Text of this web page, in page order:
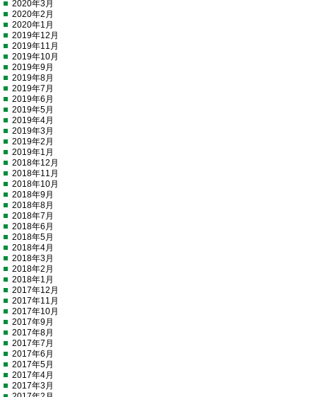
2020年3月
2020年2月
2020年1月
2019年12月
2019年11月
2019年10月
2019年9月
2019年8月
2019年7月
2019年6月
2019年5月
2019年4月
2019年3月
2019年2月
2019年1月
2018年12月
2018年11月
2018年10月
2018年9月
2018年8月
2018年7月
2018年6月
2018年5月
2018年4月
2018年3月
2018年2月
2018年1月
2017年12月
2017年11月
2017年10月
2017年9月
2017年8月
2017年7月
2017年6月
2017年5月
2017年4月
2017年3月